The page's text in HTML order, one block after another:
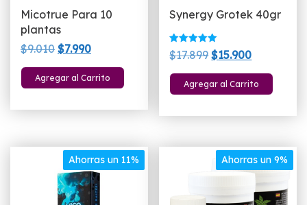
Micotrue Para 10
plantas
$9.010 El
precio
original
$7.990El
precio
actual
Agregar al Carrito
Synergy Grotek 40gr
Valorado
con
de 5
$17.899El
precio
original
$15.900El
precio
actual
Agregar al Carrito
Ahorras un 11% Ahorras un 9%